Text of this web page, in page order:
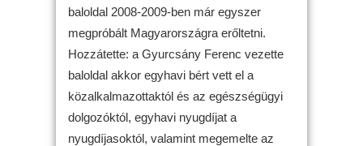
baloldal 2008-2009-ben már egyszer
megpróbált Magyarországra erőltetni.
Hozzátette: a Gyurcsány Ferenc vezette
baloldal akkor egyhavi bért vett el a
közalkalmazottaktól és az egészségügyi
dolgozóktól, egyhavi nyugdíjat a
nyugdíjasoktól, valamint megemelte az